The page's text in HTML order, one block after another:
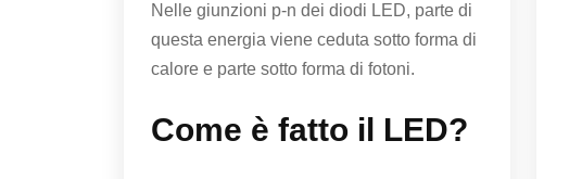
Nelle giunzioni p-n dei diodi LED, parte di
questa energia viene ceduta sotto forma di
calore e parte sotto forma di fotoni.
Come è fatto il LED?